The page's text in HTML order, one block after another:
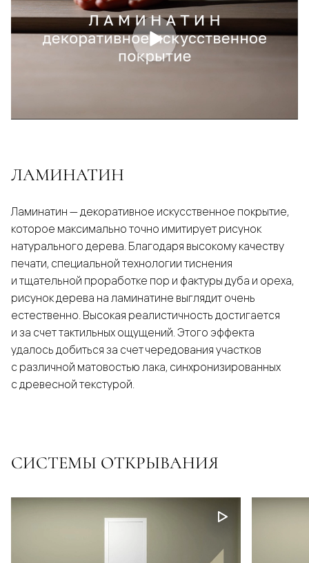
ЛАМИНАТИН
Ламинатин — декоративное искусственное покрытие,
которое максимально точно имитирует рисунок
натурального дерева. Благодаря высокому качеству
печати, специальной технологии тиснения
и тщательной проработке пор и фактуры дуба и ореха,
рисунок дерева на ламинатине выглядит очень
естественно. Высокая реалистичность достигается
и за счет тактильных ощущений. Этого эффекта
удалось добиться за счет чередования участков
с различной матовостью лака, синхронизированных
с древесной текстурой.
СИСТЕМЫ ОТКРЫВАНИЯ